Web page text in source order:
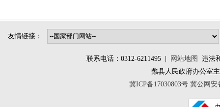
友情链接：
联系电话：0312-6211495 | 网站地图
违法
蠡县人民政府办公
冀ICP备17030803号 冀公网安